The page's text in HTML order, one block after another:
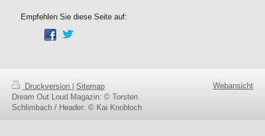
Empfehlen Sie diese Seite auf:
Druckversion
Sitemap
Dream Out Loud Magazin: © Torsten
Schlimbach / Header: © Kai Knobloch
Webansicht